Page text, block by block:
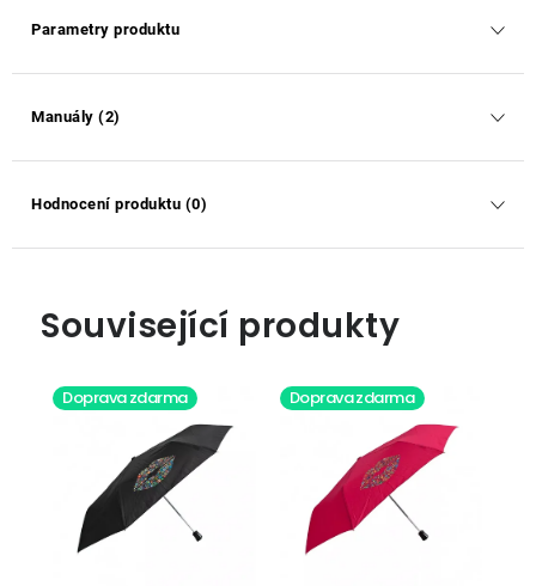
Parametry produktu
Manuály (2)
Hodnocení produktu (0)
Související produkty
Doprava zdarma Doprava zdarma